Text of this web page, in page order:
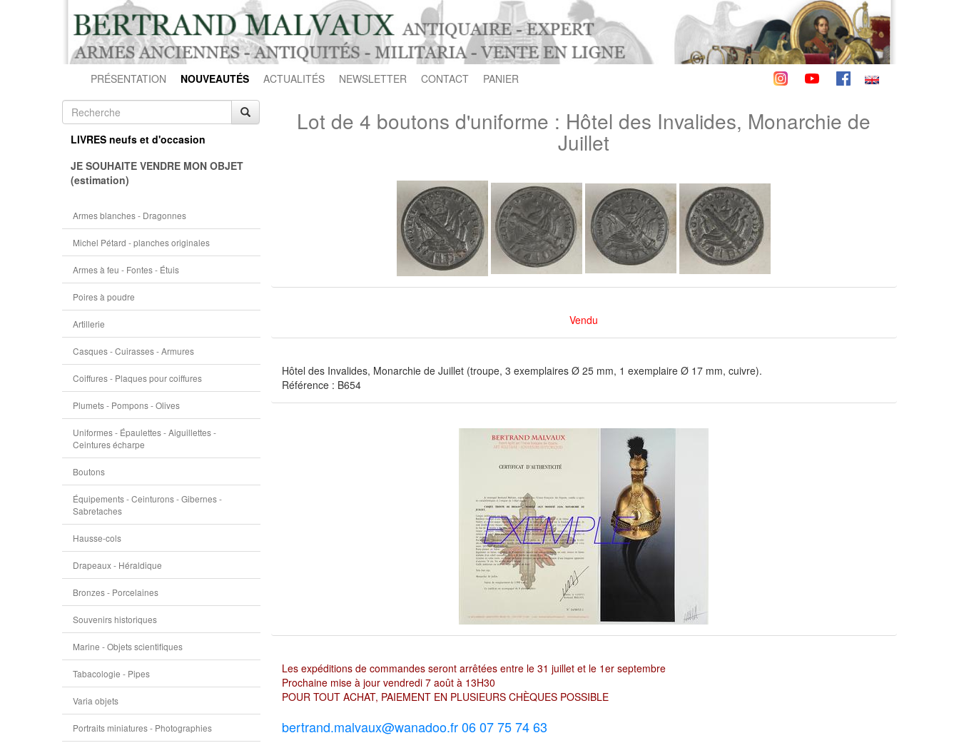
PRÉSENTATION NOUVEAUTÉS ACTUALITÉS NEWSLETTER CONTACT PANIER
LIVRES neufs et d'occasion
JE SOUHAITE VENDRE MON OBJET
(estimation)
Armes blanches - Dragonnes
Michel Pétard - planches originales
Armes à feu - Fontes - Étuis
Poires à poudre
Artillerie
Casques - Cuirasses - Armures
Coiffures - Plaques pour coiffures
Plumets - Pompons - Olives
Uniformes - Épaulettes - Aiguillettes -
Ceintures écharpe
Boutons
Équipements - Ceinturons - Gibernes -
Sabretaches
Hausse-cols
Drapeaux - Héraldique
Bronzes - Porcelaines
Souvenirs historiques
Marine - Objets scientifiques
Tabacologie - Pipes
Varia objets
Portraits miniatures - Photographies
Lot de 4 boutons d'uniforme : Hôtel des Invalides, Monarchie de
Juillet
Vendu
Hôtel des Invalides, Monarchie de Juillet (troupe, 3 exemplaires Ø 25 mm, 1 exemplaire Ø 17 mm, cuivre).
Référence : B654
Les expéditions de commandes seront arrêtées entre le 31 juillet et le 1er septembre
Prochaine mise à jour vendredi 7 août à 13H30
POUR TOUT ACHAT, PAIEMENT EN PLUSIEURS CHÈQUES POSSIBLE
bertrand.malvaux@wanadoo.fr 06 07 75 74 63